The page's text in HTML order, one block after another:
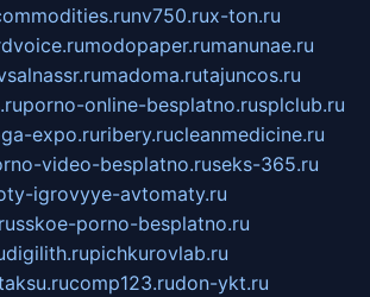
nv750.rux-ton.ru
modopaper.rumanunae.ru
madoma.rutajuncos.ru
porno-online-besplatno.rusplclub.ru
expo.ruribery.rucleanmedicine.ru
video-besplatno.ruseks-365.ru
igrovyye-avtomaty.ru
russkoe-porno-besplatno.ru
digilith.rupichkurovlab.ru
comp123.rudon-ykt.ru